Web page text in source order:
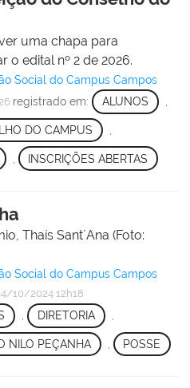
uma chapa para
edital nº 2 de 2026.
Social do Campus Campos
registrado em: ALUNOS ,
DO CAMPUS
INSCRIÇÕES ABERTAS
Thaís Sant´Ana (Foto:
Social do Campus Campos
10/2024 12h18
, DIRETORIA ,
NILO PEÇANHA POSSE